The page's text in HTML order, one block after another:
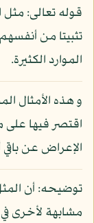
قوله تعالى: مثل
تثبيتا من
الموارد الكثيرة.
و هذه الأمثال
اقتصر فيها على
الإعراض عن باقي
توضيحه: أن
مشابهة لأخرى